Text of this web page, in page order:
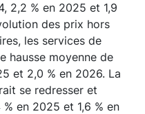
2,2 % en 2025 et 1,9
des prix hors
les services de
hausse moyenne de
et 2,0 % en 2026. La
se redresser et
% en 2025 et 1,6 % en